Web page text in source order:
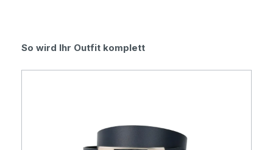
Produktgalerie überspringen
So wird Ihr Outfit komplett